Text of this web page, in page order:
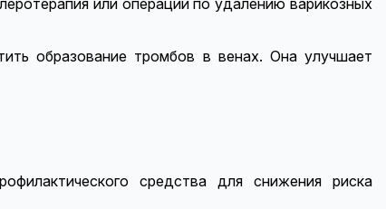
или операции по удалению варикозных
образование тромбов в венах. Она улучшает
средства для снижения риска